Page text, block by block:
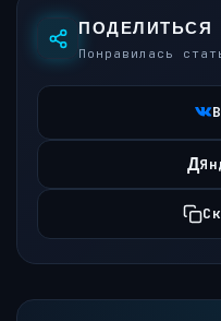
ПОДЕЛИТЬСЯ
Понравилась
Д